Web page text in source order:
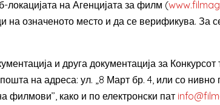
локацијата на Агенцијата за филм (
на означеното место и да се верификува. За
и друга документација за
на адреса: ул. „8 Март бр. 4, или со
филмови’’, како и по електронски пат